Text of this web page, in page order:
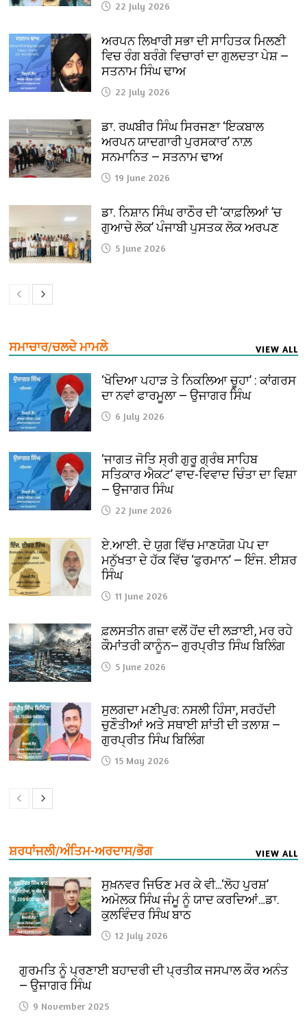
22 July 2026
ਅਰਪਨ ਲਿਖਾਰੀ ਸਭਾ ਦੀ ਸਾਹਿਤਕ ਮਿਲਣੀ
ਵਿਚ ਰੰਗ ਬਰੰਗੇ ਵਿਚਾਰਾਂ ਦਾ ਗੁਲਦਤਾ ਪੇਸ਼ —
ਸਤਨਾਮ ਸਿੰਘ ਢਾਅ
22 July 2026
ਡਾ. ਰਘਬੀਰ ਸਿੰਘ ਸਿਰਜਣਾ ‘ਇਕਬਾਲ
ਅਰਪਨ ਯਾਦਗਾਰੀ ਪੁਰਸਕਾਰ’ ਨਾਲ਼
ਸਨਮਾਨਿਤ — ਸਤਨਾਮ ਢਾਅ
19 June 2026
ਡਾ. ਨਿਸ਼ਾਨ ਸਿੰਘ ਰਾਠੌਰ ਦੀ ‘ਕਾਫ਼ਲਿਆਂ ’ਚ
ਗੁਆਚੇ ਲੋਕ’ ਪੰਜਾਬੀ ਪੁਸਤਕ ਲੋਕ ਅਰਪਣ
5 June 2026
ਸਮਾਚਾਰ/ਚਲਦੇ ਮਾਮਲੇ VIEW ALL
‘ਖੋਦਿਆ ਪਹਾੜ ਤੇ ਨਿਕਲਿਆ ਚੂਹਾ’ : ਕਾਂਗਰਸ
ਦਾ ਨਵਾਂ ਫਾਰਮੂਲਾ — ਉਜਾਗਰ ਸਿੰਘ
6 July 2026
‘ਜਾਗਤ ਜੋਤਿ ਸ੍ਰੀ ਗੁਰੂ ਗ੍ਰੰਥ ਸਾਹਿਬ
ਸਤਿਕਾਰ ਐਕਟ’ ਵਾਦ-ਵਿਵਾਦ ਚਿੰਤਾ ਦਾ ਵਿਸ਼ਾ
— ਉਜਾਗਰ ਸਿੰਘ
22 June 2026
ਏ.ਆਈ. ਦੇ ਯੁਗ ਵਿੱਚ ਮਾਣਯੋਗ ਪੋਪ ਦਾ
ਮਨੁੱਖਤਾ ਦੇ ਹੱਕ ਵਿੱਚ ‘ਫੁਰਮਾਨ’ — ਇੰਜ. ਈਸ਼ਰ
ਸਿੰਘ
11 June 2026
ਫ਼ਲਸਤੀਨ ਗਜ਼ਾ ਵਲੋਂ ਹੋਂਦ ਦੀ ਲੜਾਈ, ਮਰ ਰਹੇ
ਕੌਮਾਂਤਰੀ ਕਾਨੂੰਨ— ਗੁਰਪ੍ਰੀਤ ਸਿੰਘ ਬਿਲਿੰਗ
5 June 2026
ਸੁਲਗਦਾ ਮਣੀਪੁਰ: ਨਸਲੀ ਹਿੰਸਾ, ਸਰਹੱਦੀ
ਚੁਣੌਤੀਆਂ ਅਤੇ ਸਥਾਈ ਸ਼ਾਂਤੀ ਦੀ ਤਲਾਸ਼ —
ਗੁਰਪ੍ਰੀਤ ਸਿੰਘ ਬਿਲਿੰਗ
15 May 2026
ਸ਼ਰਧਾਂਜਲੀ/ਅੰਤਿਮ-ਅਰਦਾਸ/ਭੋਗ VIEW ALL
ਸੁਖ਼ਨਵਰ ਜਿਓਣ ਮਰ ਕੇ ਵੀ…‘ਲੋਹ ਪੁਰਸ਼’
ਅਮੋਲਕ ਸਿੰਘ ਜੰਮੂ ਨੂੰ ਯਾਦ ਕਰਦਿਆਂ…ਡਾ.
ਕੁਲਵਿੰਦਰ ਸਿੰਘ ਬਾਠ
12 July 2026
ਗੁਰਮਤਿ ਨੂੰ ਪ੍ਰਣਾਈ ਬਹਾਦਰੀ ਦੀ ਪ੍ਰਤੀਕ ਜਸਪਾਲ ਕੌਰ ਅਨੰਤ
— ਉਜਾਗਰ ਸਿੰਘ
9 November 2025